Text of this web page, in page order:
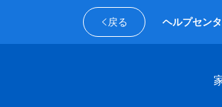
戻る ヘルプセン